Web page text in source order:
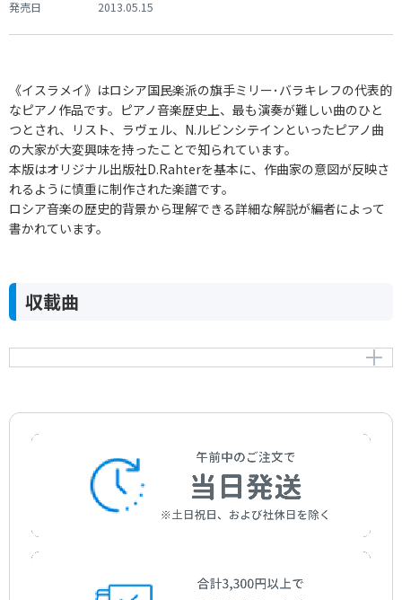
発売日
2013.05.15
《イスラメイ》はロシア国民楽派の旗手ミリー･バラキレフの代表的
なピアノ作品です。ピアノ音楽歴史上、最も演奏が難しい曲のひと
つとされ、リスト、ラヴェル、N.ルビンシテインといったピアノ曲
の大家が大変興味を持ったことで知られています。
本版はオリジナル出版社D.Rahterを基本に、作曲家の意図が反映さ
れるように慎重に制作された楽譜です。
ロシア音楽の歴史的背景から理解できる詳細な解説が編者によって
書かれています。
収載曲
東洋風幻想曲《イスラメイ》
作曲者：バラキレフ，ミリイ